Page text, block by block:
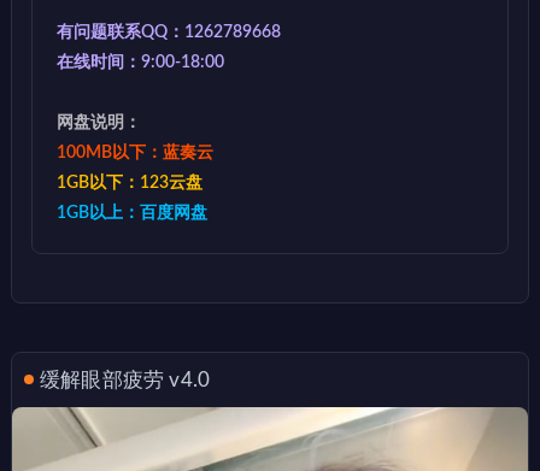
有问题联系QQ：1262789668
在线时间：9:00-18:00
网盘说明：
100MB以下：蓝奏云
1GB以下：123云盘
1GB以上：百度网盘
缓解眼部疲劳 v4.0